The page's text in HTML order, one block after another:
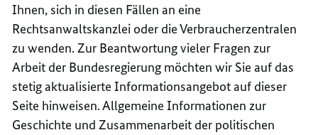
Ihnen, sich in diesen Fällen an eine
Rechtsanwaltskanzlei oder die Verbraucherzentralen
zu wenden. Zur Beantwortung vieler Fragen zur
Arbeit der Bundesregierung möchten wir Sie auf das
stetig aktualisierte Informationsangebot auf dieser
Seite hinweisen. Allgemeine Informationen zur
Geschichte und Zusammenarbeit der politischen